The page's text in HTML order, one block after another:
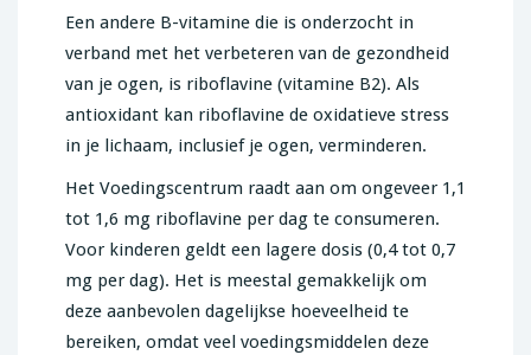
Een andere B-vitamine die is onderzocht in
verband met het verbeteren van de gezondheid
van je ogen, is riboflavine (vitamine B2). Als
antioxidant kan riboflavine de oxidatieve stress
in je lichaam, inclusief je ogen, verminderen.
Het Voedingscentrum raadt aan om ongeveer 1,1
tot 1,6 mg riboflavine per dag te consumeren.
Voor kinderen geldt een lagere dosis (0,4 tot 0,7
mg per dag). Het is meestal gemakkelijk om
deze aanbevolen dagelijkse hoeveelheid te
bereiken, omdat veel voedingsmiddelen deze